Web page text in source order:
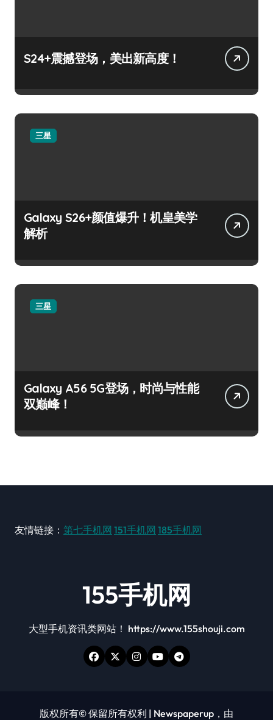
S24+震撼登场，美出新高度！
三星
Galaxy S26+颜值爆升！机皇美学
解析
三星
Galaxy A56 5G登场，时尚与性能
双巅峰！
友情链接： 第七手机网 151手机网 185手机网
155手机网
大型手机资讯类网站！ https://www.155shouji.com
版权所有© 保留所有权利 | Newspaperup ，由